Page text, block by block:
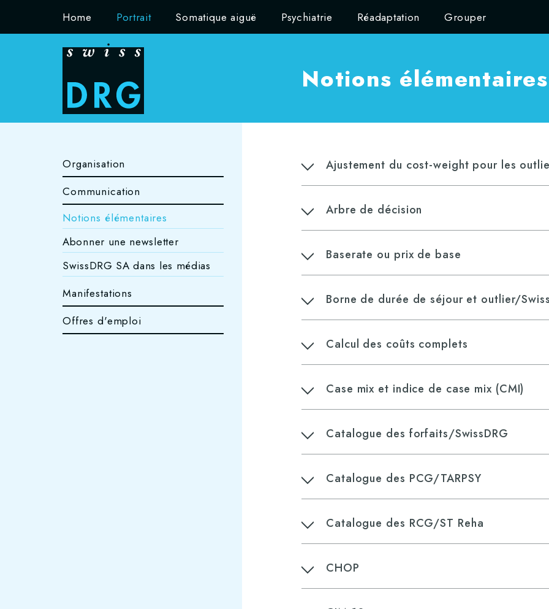
Home Portrait Somatique aiguë Psychiatrie Réadaptation Grouper
Notions élémentaires
Organisation
Communication
Notions élémentaires
Abonner une newsletter
SwissDRG SA dans les médias
Manifestations
Offres d'emploi
Ajustement du cost-weight pour les
Arbre de décision
Baserate ou prix de base
Borne de durée de séjour et outlier/
Calcul des coûts complets
Case mix et indice de case mix (CMI)
Catalogue des forfaits/SwissDRG
​Catalogue des PCG/TARPSY
Catalogue des RCG/ST Reha
CHOP